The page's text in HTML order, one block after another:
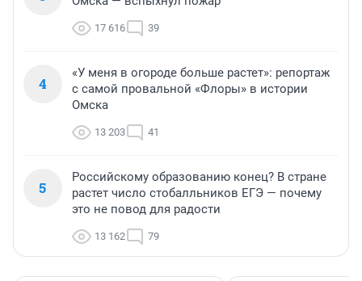
17 616 39
4
«У меня в огороде больше растет»: репортаж
с самой провальной «Флоры» в истории
Омска
13 203 41
5
Российскому образованию конец? В стране
растет число стобалльников ЕГЭ — почему
это не повод для радости
13 162 79